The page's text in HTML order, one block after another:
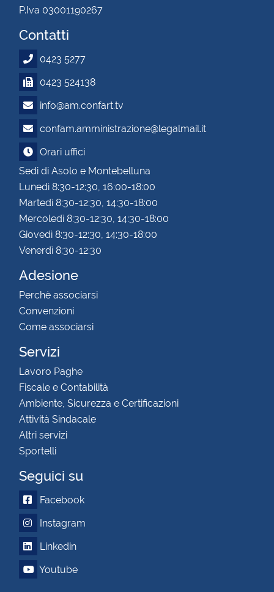
P.Iva 03001190267
Contatti
0423 5277
0423 524138
info@am.confart.tv
confam.amministrazione@legalmail.it
Orari uffici
Sedi di Asolo e Montebelluna
Lunedì 8:30-12:30, 16:00-18:00
Martedì 8:30-12:30, 14:30-18:00
Mercoledì 8:30-12:30, 14:30-18:00
Giovedì 8:30-12:30, 14:30-18:00
Venerdì 8:30-12:30
Adesione
Perchè associarsi
Convenzioni
Come associarsi
Servizi
Lavoro Paghe
Fiscale e Contabilità
Ambiente, Sicurezza e Certificazioni
Attività Sindacale
Altri servizi
Sportelli
Seguici su
Facebook
Instagram
Linkedin
Youtube